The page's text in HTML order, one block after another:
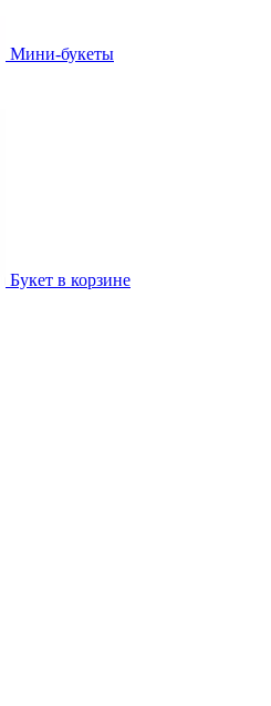
Мини-букеты
Букет в корзине